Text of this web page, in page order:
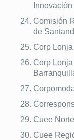
Comisión
de
Corp
Corp
Cuee
Cuee